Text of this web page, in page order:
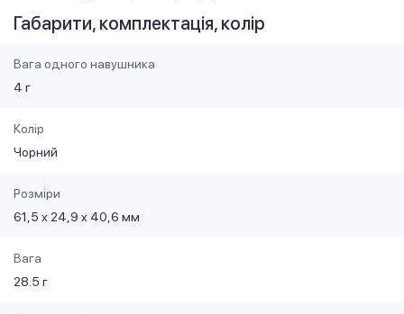
Габарити, комплектація, колір
Вага одного навушника
4 г
Колір
Чорний
Розміри
61,5 х 24,9 х 40,6 мм
Вага
28.5 г